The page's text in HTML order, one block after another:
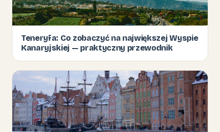
Teneryfa: Co zobaczyć na największej Wyspie
Kanaryjskiej — praktyczny przewodnik